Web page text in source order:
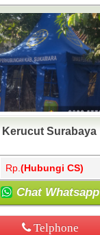
Kerucut Surabaya
Rp. (Hubungi CS)
Chat Whatsapp
Telphone